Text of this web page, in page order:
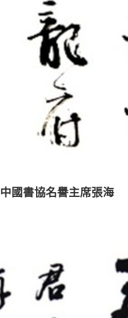
中國書協名譽主席張海